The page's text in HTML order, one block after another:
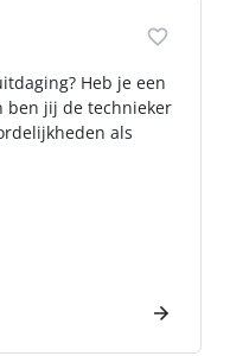
Heb je een
ben jij de technieker
als